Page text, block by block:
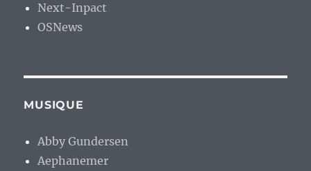
Next-Inpact
OSNews
MUSIQUE
Abby Gundersen
Aephanemer